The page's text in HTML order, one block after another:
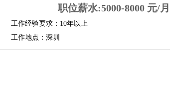
职位薪水:5000-8000 元/月
工作经验要求：10年以上
工作地点：深圳